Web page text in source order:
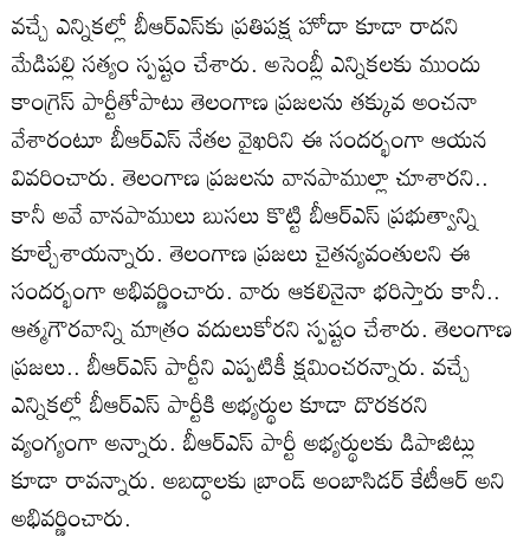
వచ్చే ఎన్నికల్లో బీఆర్ఎస్‌కు ప్రతిపక్ష హోదా కూడా రాదని
మేడిపల్లి సత్యం స్పష్టం చేశారు. అసెంబ్లీ ఎన్నిక‌ల‌కు ముందు
కాంగ్రెస్ పార్టీతోపాటు తెలంగాణ ప్రజలను త‌క్కువ అంచ‌నా
వేశారంటూ బీఆర్ఎస్ నేతల వైఖరిని ఈ సందర్భంగా ఆయన
వివరించారు. తెలంగాణ ప్రజలను వానపాముల్లా చూశారని..
కానీ అవే వాన‌పాములు బుస‌లు కొట్టి బీఆర్ఎస్ ప్రభుత్వాన్ని
కూల్చేశాయన్నారు. తెలంగాణ ప్రజలు చైతన్యవంతులని ఈ
సందర్భంగా అభివర్ణించారు. వారు ఆకలినైనా భరిస్తారు కానీ..
ఆత్మగౌరవాన్ని మాత్రం వదులుకోరని స్పష్టం చేశారు. తెలంగాణ
ప్రజలు.. బీఆర్ఎస్ పార్టీని ఎప్పటికీ క్షమించరన్నారు. వచ్చే
ఎన్నికల్లో బీఆర్ఎస్ పార్టీకి అభ్యర్థుల కూడా దొరకరని
వ్యంగ్యంగా అన్నారు. బీఆర్ఎస్ పార్టీ అభ్యర్థులకు డిపాజిట్లు
కూడా రావన్నారు. అబద్ధాలకు బ్రాండ్ అంబాసిడర్ కేటీఆర్ అని
అభివర్ణించారు.